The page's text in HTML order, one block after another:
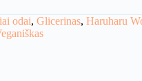
odai, Glicerinas, Haruharu